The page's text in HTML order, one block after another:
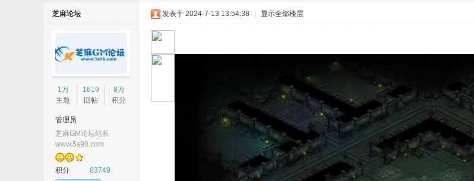
芝麻论坛
1万
主题
1619
回帖
8万
积分
管理员
芝麻GM论坛站长
www.5s98.com
积分 83749
发表于 2024-7-13 13:54:38 显示全部楼层